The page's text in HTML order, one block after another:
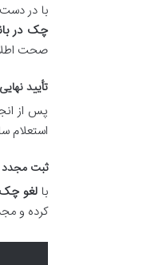
با در
چک در
صحت
تأیید
پس از
استعلام
ثبت مجدد
با لغو
کرده و